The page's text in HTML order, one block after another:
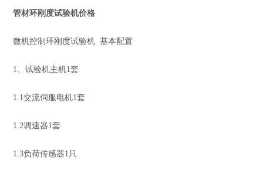
管材环刚度试验机价格
微机控制环刚度试验机 基本配置
1、试验机主机1套
1.1交流伺服电机1套
1.2调速器1套
1.3负荷传感器1只